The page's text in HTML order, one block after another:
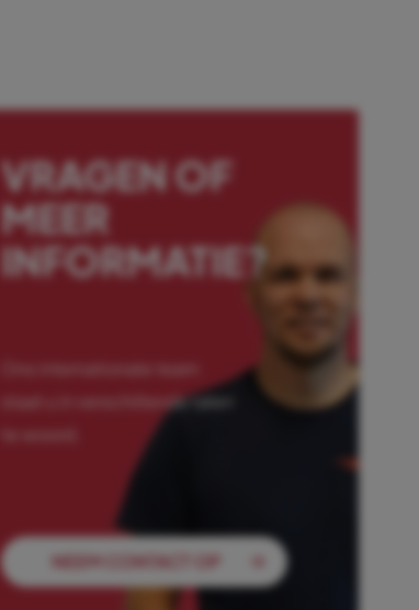
VRAGEN OF
MEER
INFORMATIE?
staat u in verschillende talen
NEEM CONTACT OP